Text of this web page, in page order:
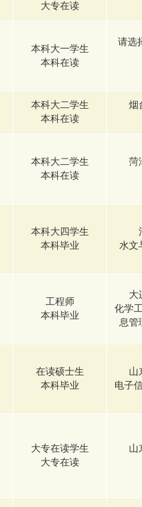
大专在读
本科大一学生
本科在读
请选
本科大二学生
本科在读
烟
本科大二学生
本科在读
菏
本科大四学生
本科毕业
水文
工程师
本科毕业
大
化学
息管
在读硕士生
本科毕业
山
电子
大专在读学生
大专在读
山